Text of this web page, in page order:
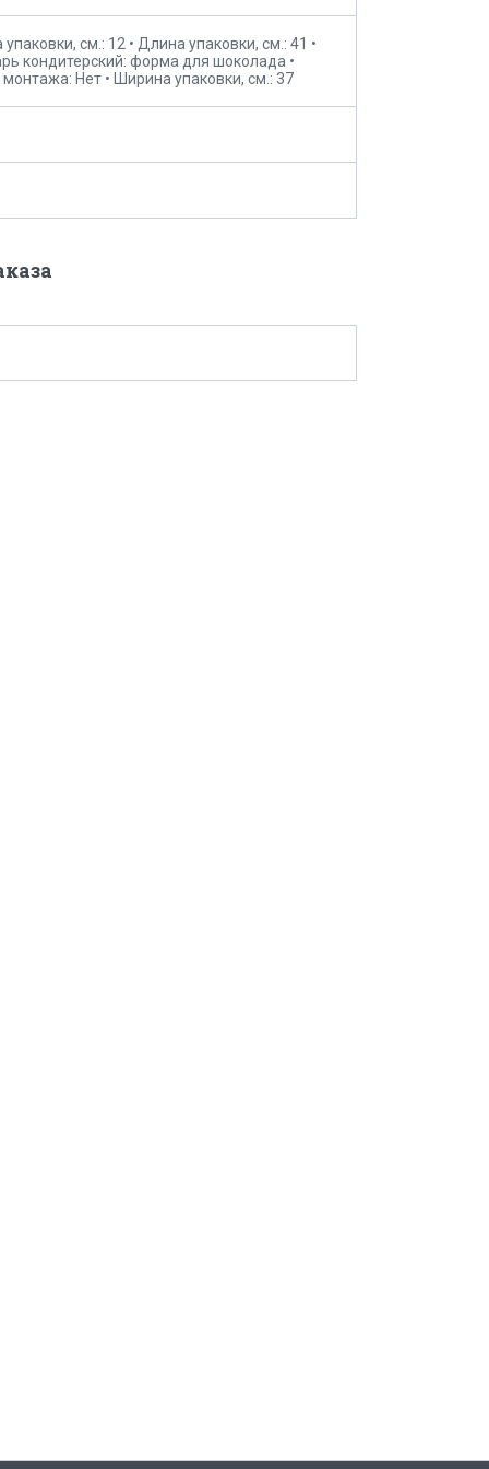
упаковки, см.: 12 • Длина упаковки, см.: 41 •
кондитерский: форма для шоколада •
монтажа: Нет • Ширина упаковки, см.: 37